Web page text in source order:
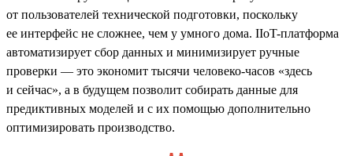
от пользователей технической подготовки, поскольку
ее интерфейс не сложнее, чем у умного дома. IIoT-платформа
автоматизирует сбор данных и минимизирует ручные
проверки — это экономит тысячи человеко-часов «здесь
и сейчас», а в будущем позволит собирать данные для
предиктивных моделей и с их помощью дополнительно
оптимизировать производство.